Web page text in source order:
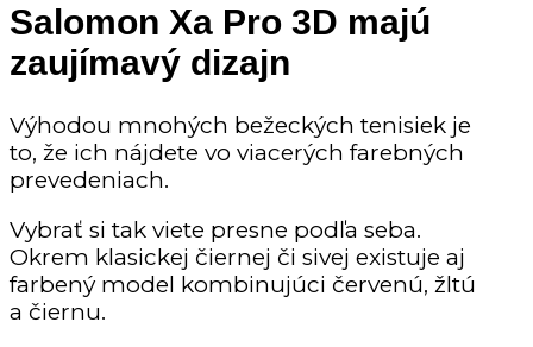
Salomon Xa Pro 3D majú
zaujímavý dizajn
Výhodou mnohých bežeckých tenisiek je
to, že ich nájdete vo viacerých farebných
prevedeniach.
Vybrať si tak viete presne podľa seba.
Okrem klasickej čiernej či sivej existuje aj
farbený model kombinujúci červenú, žltú
a čiernu.